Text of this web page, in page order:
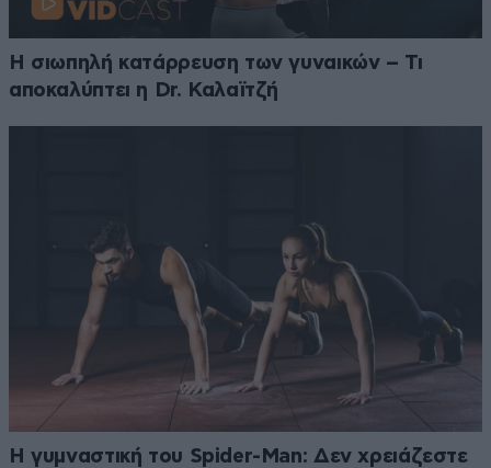
Η σιωπηλή κατάρρευση των γυναικών – Τι
αποκαλύπτει η Dr. Καλαϊτζή
Η γυμναστική του Spider-Man: Δεν χρειάζεστε